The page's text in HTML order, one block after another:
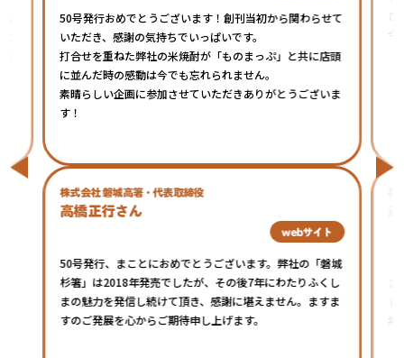
50号発行おめでとうございます！創刊当初から関わらせて
いただき、感謝の気持ちでいっぱいです。
打合せを重ねた弊社の米焼酎が「ものまっぷ」と共に店頭
に並んだ時の感動は今でも忘れられません。
素晴らしい企画に参加させていただきありがとうございま
す！
株式会社 磐城高箸・代表取締役
高橋正行さん
webサイト
50号発行、まことにおめでとうございます。弊社の「磐城
杉箸」は2018年発売でしたが、その後7年にわたりふくし
まの魅力を発信し続けて頂き、感謝に堪えません。ますま
すのご発展を心からご期待申し上げます。
き
今
福
素